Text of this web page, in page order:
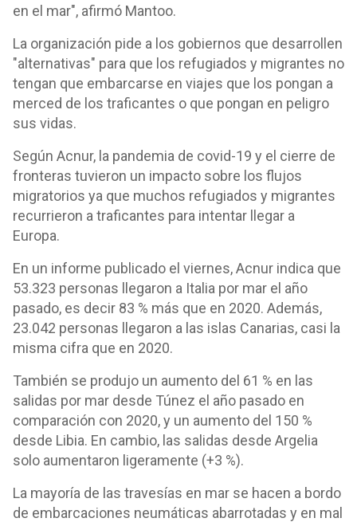
en el mar", afirmó Mantoo.
La organización pide a los gobiernos que desarrollen
"alternativas" para que los refugiados y migrantes no
tengan que embarcarse en viajes que los pongan a
merced de los traficantes o que pongan en peligro
sus vidas.
Según Acnur, la pandemia de covid-19 y el cierre de
fronteras tuvieron un impacto sobre los flujos
migratorios ya que muchos refugiados y migrantes
recurrieron a traficantes para intentar llegar a
Europa.
En un informe publicado el viernes, Acnur indica que
53.323 personas llegaron a Italia por mar el año
pasado, es decir 83 % más que en 2020. Además,
23.042 personas llegaron a las islas Canarias, casi la
misma cifra que en 2020.
También se produjo un aumento del 61 % en las
salidas por mar desde Túnez el año pasado en
comparación con 2020, y un aumento del 150 %
desde Libia. En cambio, las salidas desde Argelia
solo aumentaron ligeramente (+3 %).
La mayoría de las travesías en mar se hacen a bordo
de embarcaciones neumáticas abarrotadas y en mal